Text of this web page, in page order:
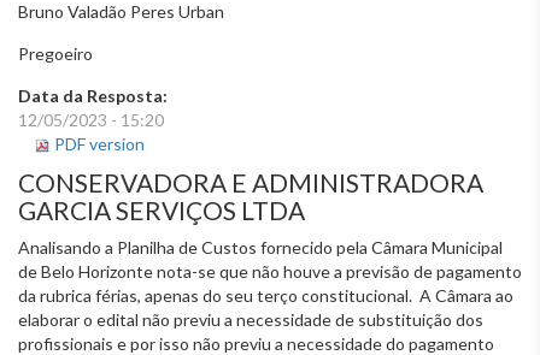
Bruno Valadão Peres Urban
Pregoeiro
Data da Resposta:
12/05/2023 - 15:20
PDF version
CONSERVADORA E ADMINISTRADORA
GARCIA SERVIÇOS LTDA
Analisando a Planilha de Custos fornecido pela Câmara Municipal
de Belo Horizonte nota-se que não houve a previsão de pagamento
da rubrica férias, apenas do seu terço constitucional. A Câmara ao
elaborar o edital não previu a necessidade de substituição dos
profissionais e por isso não previu a necessidade do pagamento